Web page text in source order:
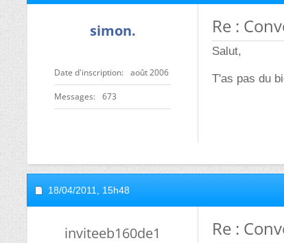
simon.
Date d'inscription août 2006
Messages 673
Re :
Salut,
T'as pas du
18/04/2011, 15h48
inviteeb160de1 Re :